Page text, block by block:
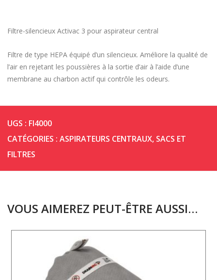
Filtre-silencieux Activac 3 pour aspirateur central
Filtre de type HEPA équipé d’un silencieux. Améliore la qualité de
l’air en rejetant les poussières à la sortie d’air à l’aide d’une
membrane au charbon actif qui contrôle les odeurs.
UGS : FI4000
CATÉGORIES : ASPIRATEURS CENTRAUX, SACS ET
FILTRES
VOUS AIMEREZ PEUT-ÊTRE AUSSI…